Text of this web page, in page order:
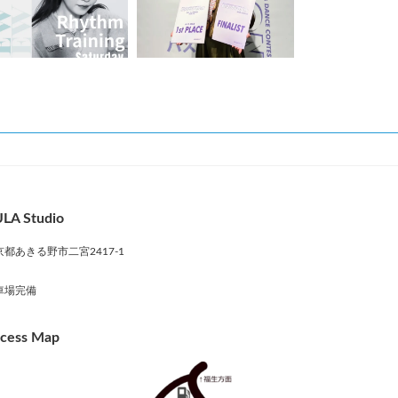
Studio
都あきる野市二宮2417-1
場完備
Map